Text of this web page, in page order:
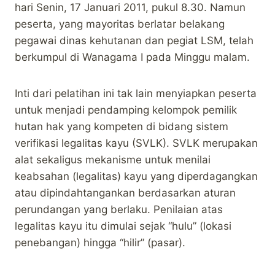
hari Senin, 17 Januari 2011, pukul 8.30. Namun
peserta, yang mayoritas berlatar belakang
pegawai dinas kehutanan dan pegiat LSM, telah
berkumpul di Wanagama I pada Minggu malam.
Inti dari pelatihan ini tak lain menyiapkan peserta
untuk menjadi pendamping kelompok pemilik
hutan hak yang kompeten di bidang sistem
verifikasi legalitas kayu (SVLK). SVLK merupakan
alat sekaligus mekanisme untuk menilai
keabsahan (legalitas) kayu yang diperdagangkan
atau dipindahtangankan berdasarkan aturan
perundangan yang berlaku. Penilaian atas
legalitas kayu itu dimulai sejak “hulu” (lokasi
penebangan) hingga “hilir” (pasar).